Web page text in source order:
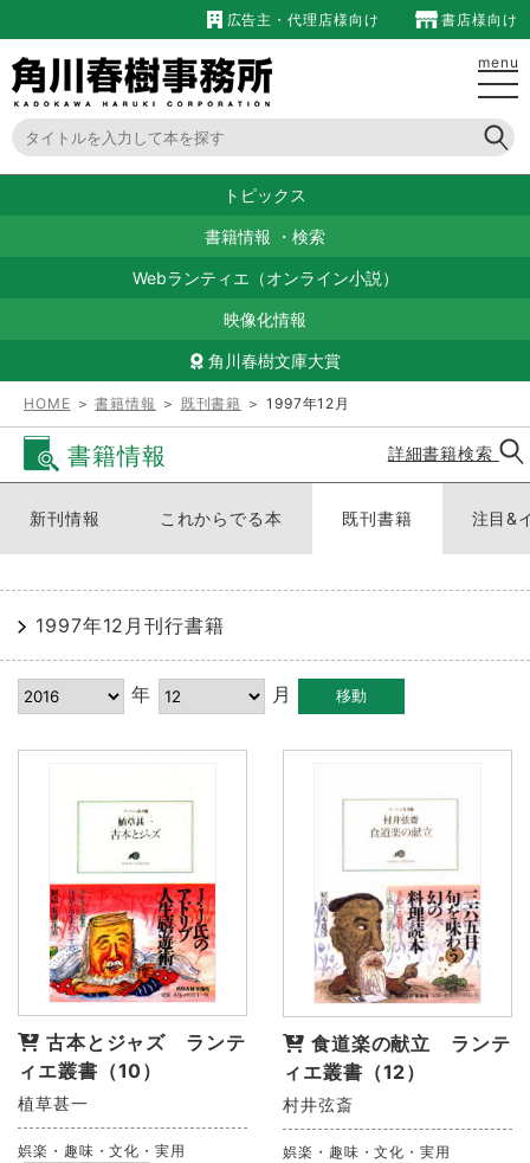
広告主・代理店様向け 書店様向け
menu
トピックス
書籍情報 ・ 検索
Webランティエ（オンライン小説）
映像化情報
角川春樹文庫大賞
HOME ＞書籍情報 ＞ 既刊書籍 ＞ 1997年12月
書籍情報 詳細書籍検索
新刊情報 これからでる本 既刊書籍 注目&
1997年12月刊行書籍
年 月
古本とジャズ ランテ
ィエ叢書（10）
植草甚一
娯楽・趣味・文化・実用
食道楽の献立 ランテ
ィエ叢書（12）
村井弦斎
娯楽・趣味・文化・実用